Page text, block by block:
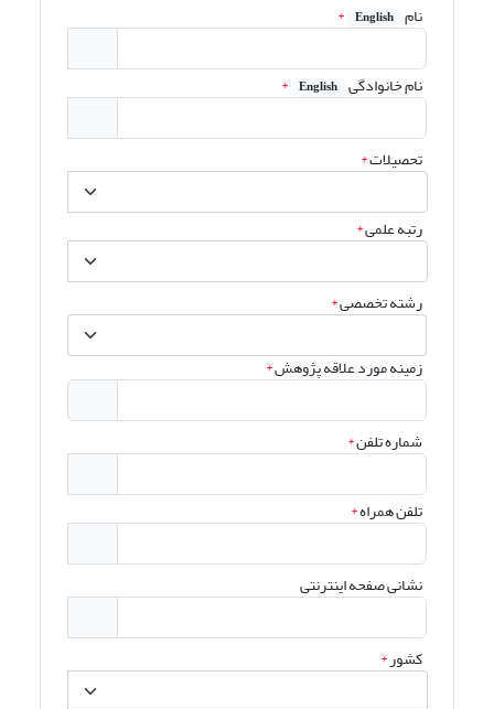
نام English
*
نام خانوادگی English
*
تحصیلات*
رتبه علمی*
رشته تخصصی*
زمینه مورد علاقه پژوهش*
شماره تلفن*
تلفن همراه*
نشانی صفحه اینترنتی
کشور*